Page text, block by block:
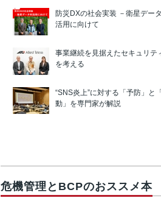
防災DXの社会実装 －衛星デー
活用に向けて
事業継続を見据えたセキュリテ
を考える
“SNS炎上”に対する「予防」と
動」を専門家が解説
危機管理とBCPのおススメ本